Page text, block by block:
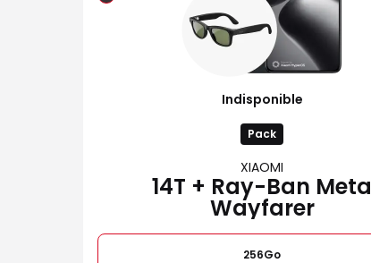
Indisponible
Pack
XIAOMI
14T + Ray-Ban Meta
Wayfarer
256Go